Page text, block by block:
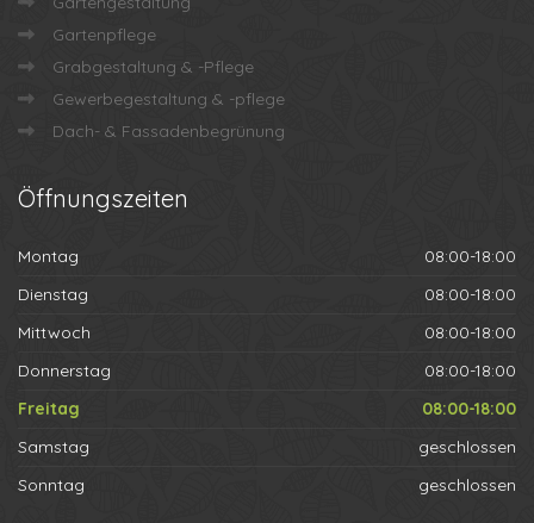
Gartenpflege
Grabgestaltung & -Pflege
Gewerbegestaltung & -pflege
Dach- & Fassadenbegrünung
Öffnungszeiten
Montag
08:00-18:00
Dienstag
08:00-18:00
Mittwoch
08:00-18:00
Donnerstag
08:00-18:00
Freitag
08:00-18:00
Samstag
geschlossen
Sonntag
geschlossen